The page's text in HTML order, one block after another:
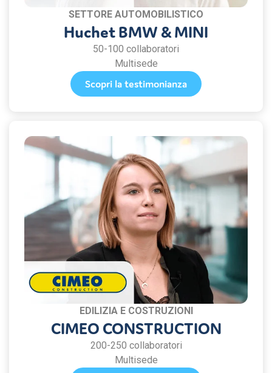
SETTORE AUTOMOBILISTICO
Huchet BMW & MINI
50-100 collaboratori
Multisede
Scopri la testimonianza
EDILIZIA E COSTRUZIONI
CIMEO CONSTRUCTION
200-250 collaboratori
Multisede